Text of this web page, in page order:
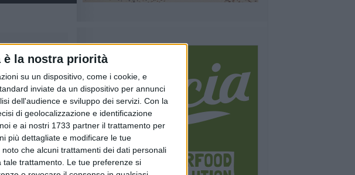
è la nostra priorità
su un dispositivo, come i cookie, e
inviate da un dispositivo per annunci
dell'audience e sviluppo dei servizi. Con la
di geolocalizzazione e identificazione
e ai nostri 1733 partner il trattamento per
più dettagliate e modificare le tue
noto che alcuni trattamenti dei dati personali
trattamento. Le tue preferenze si